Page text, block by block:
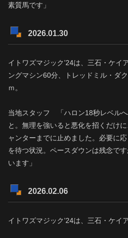
素質馬です」
2026.01.30
イトワズマジック’24は、三石・ケイ
ングマシン60分、トレッドミル・ダ
ｍ。
当地スタッフ 「ハロン18秒レベル
と。無理を強いると悪化を招くだけ
ャンターまでに止めました。必要に
を待つ状況。ペースダウンは残念で
います」
2026.02.06
イトワズマジック’24は、三石・ケイ